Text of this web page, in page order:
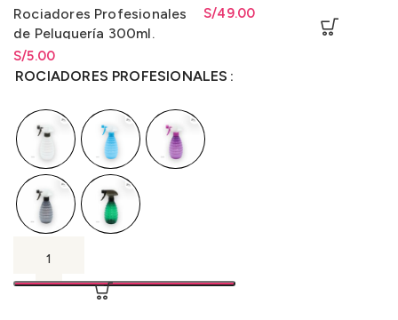
Rociadores Profesionales
de Peluquería 300ml.
S/5.00
Rango de precios: desde
S/5.00hastaS/ 5.00
ROCIADORES PROFESIONALES
Styling Wax P1 20gr.
S/49.00